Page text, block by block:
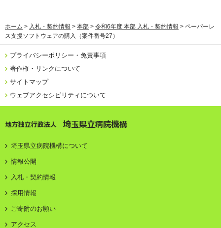
ホーム > 入札・契約情報 > 本部 > 令和6年度 本部 入札・契約情報 > ペーパーレ
ス支援ソフトウェアの購入（案件番号27）
プライバシーポリシー・免責事項
著作権・リンクについて
サイトマップ
ウェブアクセシビリティについて
地方独立行政法人 埼玉県立病院機構
埼玉県立病院機構について
情報公開
入札・契約情報
採用情報
ご寄附のお願い
アクセス